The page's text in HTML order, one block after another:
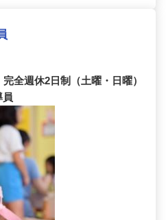
全週休2日制（土曜・日曜）